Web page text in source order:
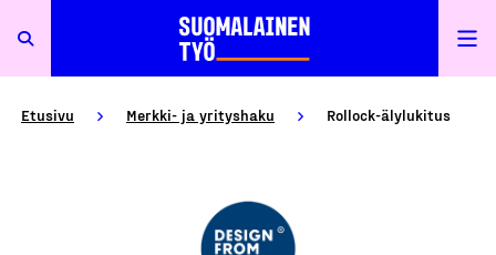
Etusivu Merkki- ja yrityshaku Rollock-älylukitus